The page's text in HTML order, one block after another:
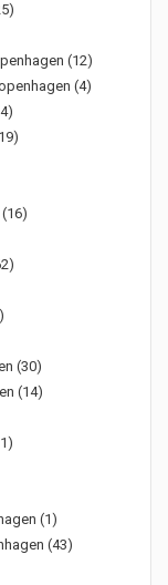
(12)
(4)
(30)
(14)
(1)
(43)